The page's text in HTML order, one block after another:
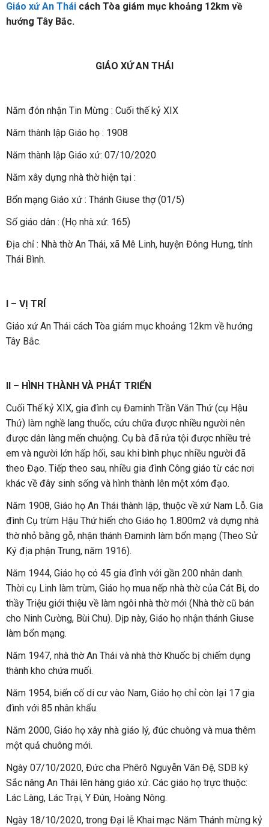
Giáo xứ An Thái cách Tòa giám mục khoảng 12km về
hướng Tây Bắc.
GIÁO XỨ AN THÁI
Năm đón nhận Tin Mừng : Cuối thế kỷ XIX
Năm thành lập Giáo họ : 1908
Năm thành lập Giáo xứ: 07/10/2020
Năm xây dựng nhà thờ hiện tại :
Bổn mạng Giáo xứ : Thánh Giuse thợ (01/5)
Số giáo dân : (Họ nhà xứ: 165)
Địa chỉ : Nhà thờ An Thái, xã Mê Linh, huyện Đông Hưng, tỉnh
Thái Bình.
I – VỊ TRÍ
Giáo xứ An Thái cách Tòa giám mục khoảng 12km về hướng
Tây Bắc.
II – HÌNH THÀNH VÀ PHÁT TRIỂN
Cuối Thế kỷ XIX, gia đình cụ Đaminh Trần Văn Thứ (cụ Hậu
Thứ) làm nghề lang thuốc, cứu chữa được nhiều người nên
được dân làng mến chuộng. Cụ bà đã rửa tội được nhiều trẻ
em và người lớn hấp hối, sau khi bình phục nhiều người đã
theo Đạo. Tiếp theo sau, nhiều gia đình Công giáo từ các nơi
khác về đây sinh sống và hình thành lên một xóm đạo.
Năm 1908, Giáo họ An Thái thành lập, thuộc về xứ Nam Lỗ. Gia
đình Cụ trùm Hậu Thứ hiến cho Giáo họ 1.800m2 và dựng nhà
thờ nhỏ bằng gỗ, nhận thánh Đaminh làm bổn mạng (Theo Sử
Ký địa phận Trung, năm 1916).
Năm 1944, Giáo họ có 45 gia đình với gần 200 nhân danh.
Thời cụ Linh làm trùm, Giáo họ mua nếp nhà thờ của Cát Bi, do
thầy Triệu giới thiệu về làm ngôi nhà thờ mới (Nhà thờ cũ bán
cho Ninh Cường, Bùi Chu). Dịp này, Giáo họ nhận thánh Giuse
làm bổn mạng.
Năm 1947, nhà thờ An Thái và nhà thờ Khuốc bị chiếm dụng
thành kho chứa muối.
Năm 1954, biến cố di cư vào Nam, Giáo họ chỉ còn lại 17 gia
đình với 85 nhân khẩu.
Năm 2000, Giáo họ xây nhà giáo lý, đúc chuông và mua thêm
một quả chuông mới.
Ngày 07/10/2020, Đức cha Phêrô Nguyễn Văn Đệ, SDB ký
Sắc nâng An Thái lên hàng giáo xứ. Các giáo họ trực thuộc:
Lác Làng, Lác Trại, Y Đún, Hoàng Nông.
Ngày 18/10/2020, trong Đại lễ Khai mạc Năm Thánh mừng kỷ